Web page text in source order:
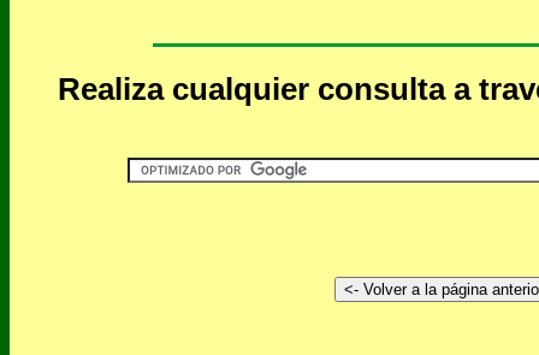
Realiza cualquier consulta a